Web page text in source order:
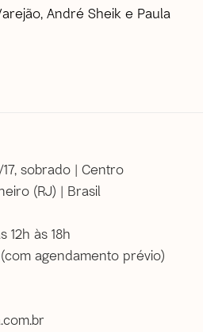
André Sheik e Paula
17, sobrado | Centro
(RJ) | Brasil
12h às 18h
com agendamento prévio)